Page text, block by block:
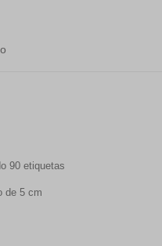
90 etiquetas
de 5 cm